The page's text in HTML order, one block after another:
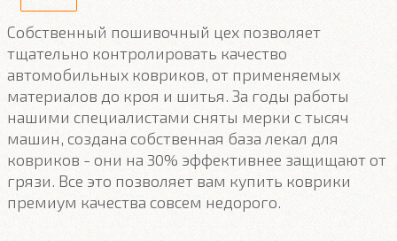
Собственный пошивочный цех позволяет
тщательно контролировать качество
автомобильных ковриков, от применяемых
материалов до кроя и шитья. За годы работы
нашими специалистами сняты мерки с тысяч
машин, создана собственная база лекал для
ковриков - они на 30% эффективнее защищают от
грязи. Все это позволяет вам купить коврики
премиум качества совсем недорого.